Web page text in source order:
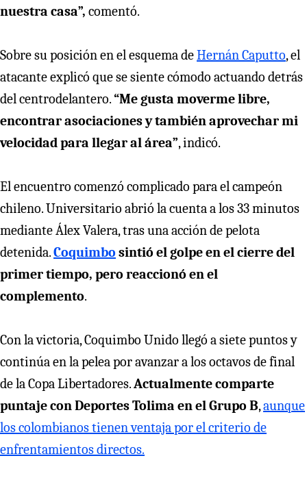
nuestra casa”, comentó.
Sobre su posición en el esquema deHernán Caputto, el
atacante explicó que se siente cómodo actuando detrás
del centrodelantero.“Me gusta moverme libre,
encontrar asociaciones y también aprovechar mi
velocidad para llegar al área”, indicó.
El encuentro comenzó complicado para el campeón
chileno. Universitario abrió la cuenta a los 33 minutos
mediante Álex Valera, tras una acción de pelota
detenida.Coquimbo sintió el golpe en el cierre del
primer tiempo, pero reaccionó en el
complemento.
Con la victoria, Coquimbo Unido llegó a siete puntos y
continúa en la pelea por avanzar a los octavos de final
de la Copa Libertadores.Actualmente comparte
puntaje con Deportes Tolima en el Grupo B,aunque
los colombianos tienen ventaja por el criterio de
enfrentamientos directos.